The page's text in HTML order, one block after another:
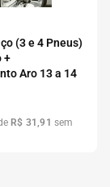
(3 e 4 Pneus)
+
Aro 13 a 14
R$ 31 ,91 sem